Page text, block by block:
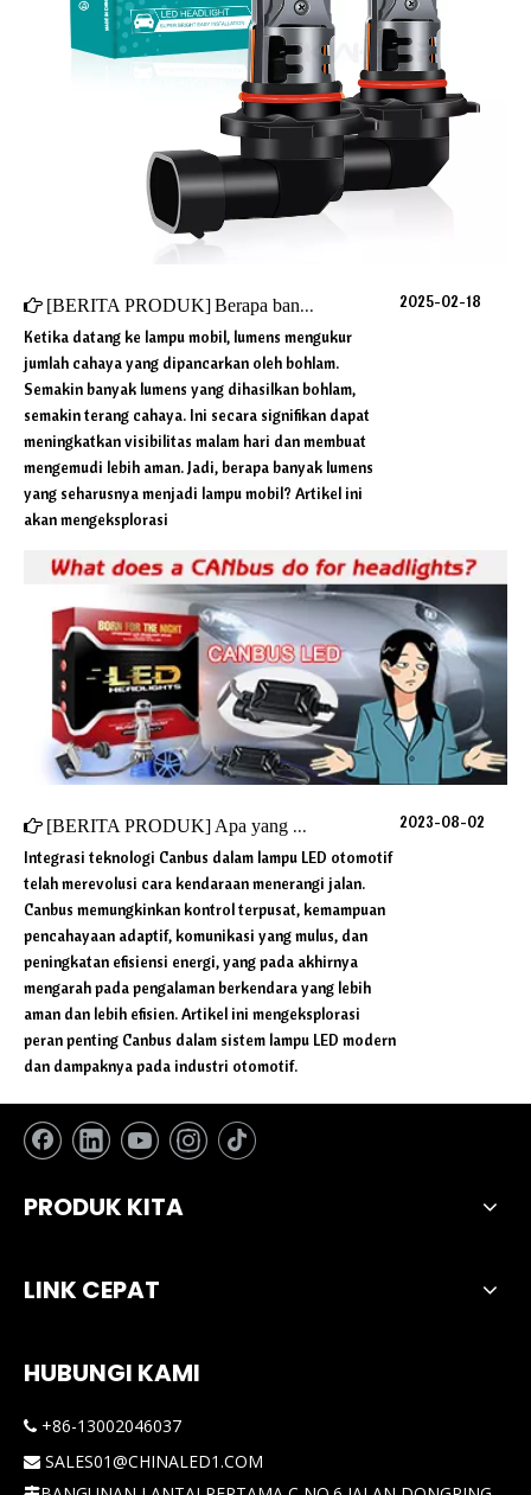
[BERITA PRODUK] Berapa banyak lumens yang seharusnya menjadi lampu mobil?
Ketika datang ke lampu mobil, lumens mengukur
jumlah cahaya yang dipancarkan oleh bohlam.
Semakin banyak lumens yang dihasilkan bohlam,
semakin terang cahaya. Ini secara signifikan dapat
meningkatkan visibilitas malam hari dan membuat
mengemudi lebih aman. Jadi, berapa banyak lumens
yang seharusnya menjadi lampu mobil? Artikel ini
akan mengeksplorasi
2025-02-18
[BERITA PRODUK] Apa yang dilakukan Canbus untuk lampu depan?
Integrasi teknologi Canbus dalam lampu LED otomotif
telah merevolusi cara kendaraan menerangi jalan.
Canbus memungkinkan kontrol terpusat, kemampuan
pencahayaan adaptif, komunikasi yang mulus, dan
peningkatan efisiensi energi, yang pada akhirnya
mengarah pada pengalaman berkendara yang lebih
aman dan lebih efisien. Artikel ini mengeksplorasi
peran penting Canbus dalam sistem lampu LED modern
dan dampaknya pada industri otomotif.
2023-08-02
PRODUK KITA
LINK CEPAT
HUBUNGI KAMI
 +86-13002046037
 SALES01@CHINALED1.COM